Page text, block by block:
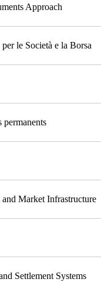
Approach
le Società e la Borsa
permanents
Market Infrastructure
Settlement Systems